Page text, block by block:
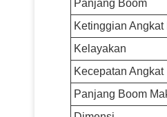
Panjang Boom
Ketinggian Angkat
Kelayakan
Kecepatan Angkat
Panjang Boom